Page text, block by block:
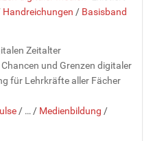
Handreichungen / Basisband
Zeitalter
und Grenzen digitaler
für Lehrkräfte aller Fächer
/ … / Medienbildung /